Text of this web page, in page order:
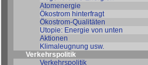
Atomenergie
Ökostrom hinterfragt
Ökostrom-Qualitäten
Utopie: Energie von unten
Aktionen
Klimaleugnung usw.
Verkehrspolitik
Verkehrspolitik